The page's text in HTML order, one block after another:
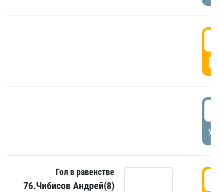
Гол в равенстве
76.Чибисов Андрей(8)